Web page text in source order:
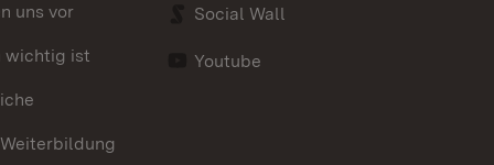
uns vor
wichtig ist
Social Wall
Youtube